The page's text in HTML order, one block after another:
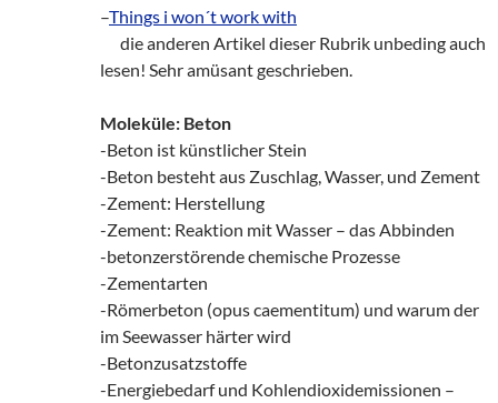
–Things i won´t work with
die anderen Artikel dieser Rubrik unbeding auch
lesen! Sehr amüsant geschrieben.
Moleküle: Beton
-Beton ist künstlicher Stein
-Beton besteht aus Zuschlag, Wasser, und Zement
-Zement: Herstellung
-Zement: Reaktion mit Wasser – das Abbinden
-betonzerstörende chemische Prozesse
-Zementarten
-Römerbeton (opus caementitum) und warum der
im Seewasser härter wird
-Betonzusatzstoffe
-Energiebedarf und Kohlendioxidemissionen –